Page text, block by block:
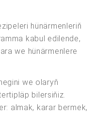
hünärmenleriň
kabul edilende,
we hünärmenlere
we olaryň
bilersiňiz.
almak, karar bermek,